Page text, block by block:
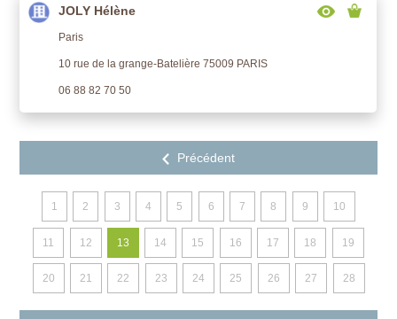
JOLY Hélène
Paris
10 rue de la grange-Batelière 75009 PARIS
06 88 82 70 50
1 2 3 4 5 6 7 8 9 10
11 12 13 14 15 16 17 18 19
20 21 22 23 24 25 26 27 28